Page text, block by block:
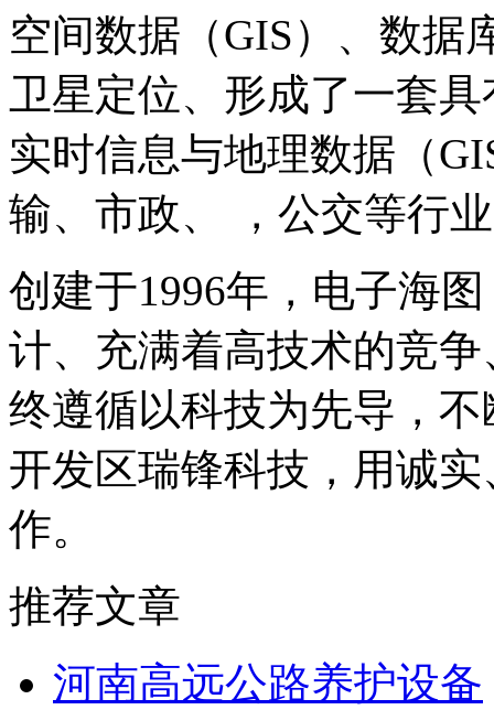
空间数据（GIS）、数据
卫星定位、形成了一套
实时信息与地理数据（
输、市政、 ，公交等行
创建于1996年，电子海图
计、充满着高技术的竞
终遵循以科技为先导，
开发区瑞锋科技，用诚
作。
推荐文章
河南高远公路养护设备